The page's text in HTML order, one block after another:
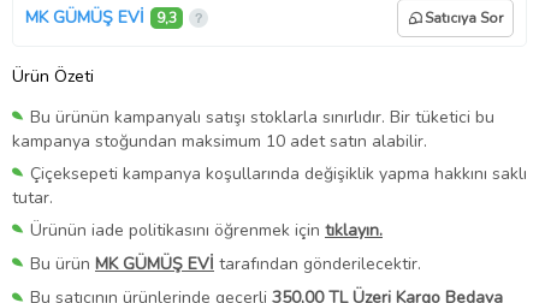
MK GÜMÜŞ EVİ 9,3 Satıcıya Sor
Ürün Özeti
Bu ürünün kampanyalı satışı stoklarla sınırlıdır. Bir tüketici bu
kampanya stoğundan maksimum 10 adet satın alabilir.
Çiçeksepeti kampanya koşullarında değişiklik yapma hakkını saklı
tutar.
Ürünün iade politikasını öğrenmek için tıklayın.
Bu ürün MK GÜMÜŞ EVİ tarafından gönderilecektir.
Bu satıcının ürünlerinde geçerli 350,00 TL Üzeri Kargo Bedava